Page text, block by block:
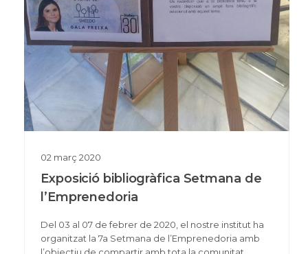
02 març 2020
Exposició bibliogràfica Setmana de
l’Emprenedoria
Del 03 al 07 de febrer de 2020, el nostre institut ha
organitzat la 7a Setmana de l’Emprenedoria amb
l’objectiu de compartir amb tota la comunitat